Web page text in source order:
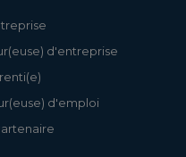
d'entreprise
d'emploi